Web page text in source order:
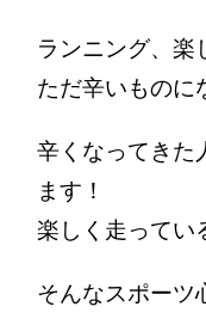
ランニング、楽
ただ辛いものに
辛くなってきた
ます！
楽しく走ってい
そんなスポーツ